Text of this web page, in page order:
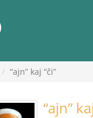
“ajn” kaj “ĉi”
“ajn”